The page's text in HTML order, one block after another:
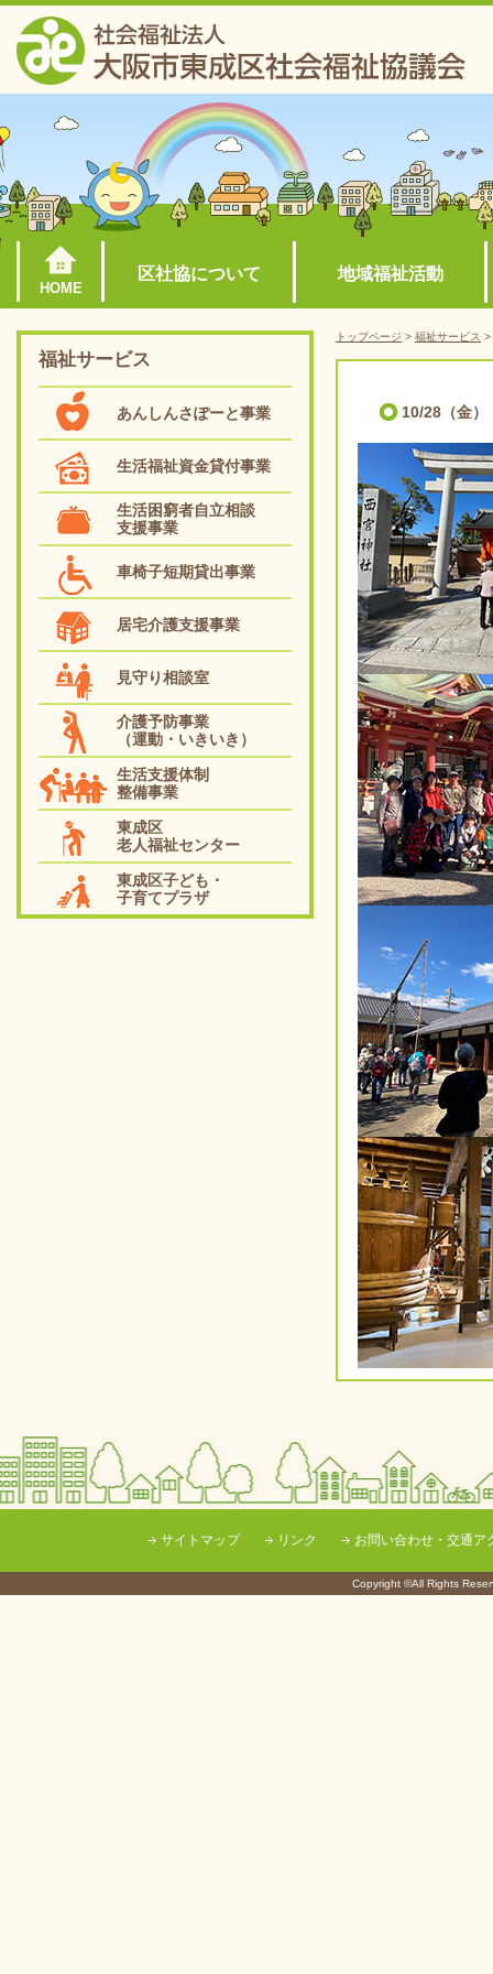
HOME
区社協について 地域福祉活動
福祉サービス
あんしんさぽーと事業
生活福祉資金貸付事業
生活困窮者自立相談
支援事業
車椅子短期貸出事業
居宅介護支援事業
見守り相談室
介護予防事業
（運動・いきいき）
生活支援体制
整備事業
東成区
老人福祉センター
東成区子ども・
子育てプラザ
トップページ > 福祉サービス >
10/28（金
サイトマップ リンク お問い合わせ・交通ア
Copyright ©All Rights